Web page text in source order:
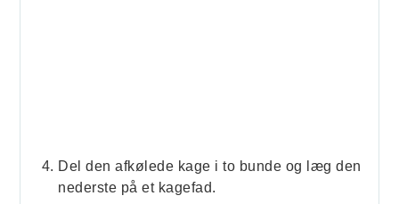
Del den afkølede kage i to bunde og læg den
nederste på et kagefad.